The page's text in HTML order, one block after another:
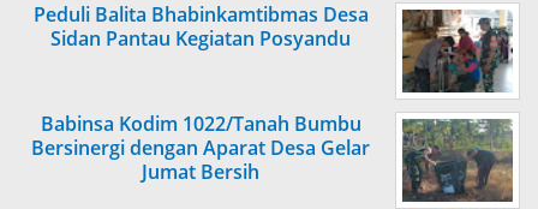
Peduli Balita Bhabinkamtibmas Desa
Sidan Pantau Kegiatan Posyandu
Babinsa Kodim 1022/Tanah Bumbu
Bersinergi dengan Aparat Desa Gelar
Jumat Bersih